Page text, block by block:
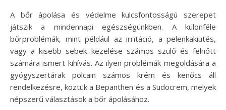
A bőr ápolása és védelme kulcsfontosságú szerepet
játszik a mindennapi egészségünkben. A különféle
bőrproblémák, mint például az irritáció, a pelenkakiütés,
vagy a kisebb sebek kezelése számos szülő és felnőtt
számára ismert kihívás. Az ilyen problémák megoldására a
gyógyszertárak polcain számos krém és kenőcs áll
rendelkezésre, köztük a Bepanthen és a Sudocrem, melyek
népszerű választások a bőr ápolásához.